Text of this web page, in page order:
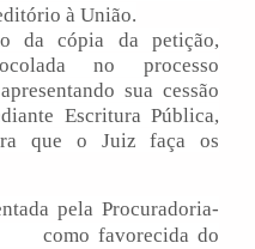
à União.
da cópia da petição,
no processo
sua cessão
Escritura Pública,
que o Juiz faça os
pela Procuradoria-
como favorecida do